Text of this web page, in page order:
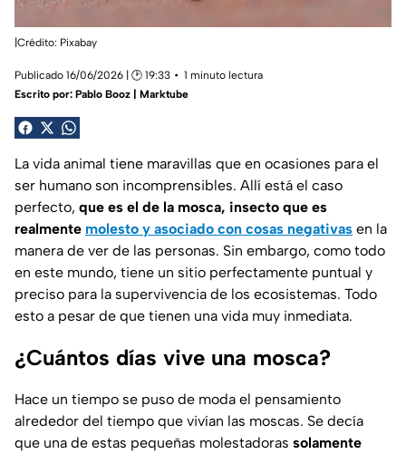
|Crédito: Pixabay
Publicado 16/06/2026 | 🕑 19:33
1 minuto lectura
Escrito por: Pablo Booz | Marktube
La vida animal tiene maravillas que en ocasiones para el
ser humano son incomprensibles. Allí está el caso
perfecto, que es el de la mosca, insecto que es
realmente molesto y asociado con cosas negativas en la
manera de ver de las personas. Sin embargo, como todo
en este mundo, tiene un sitio perfectamente puntual y
preciso para la supervivencia de los ecosistemas. Todo
esto a pesar de que tienen una vida muy inmediata.
¿Cuántos días vive una mosca?
Hace un tiempo se puso de moda el pensamiento
alrededor del tiempo que vivían las moscas. Se decía
que una de estas pequeñas molestadoras solamente